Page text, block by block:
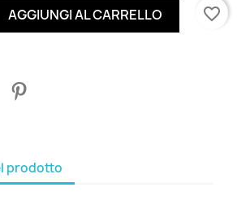
AGGIUNGI AL CARRELLO favorite_border
prodotto